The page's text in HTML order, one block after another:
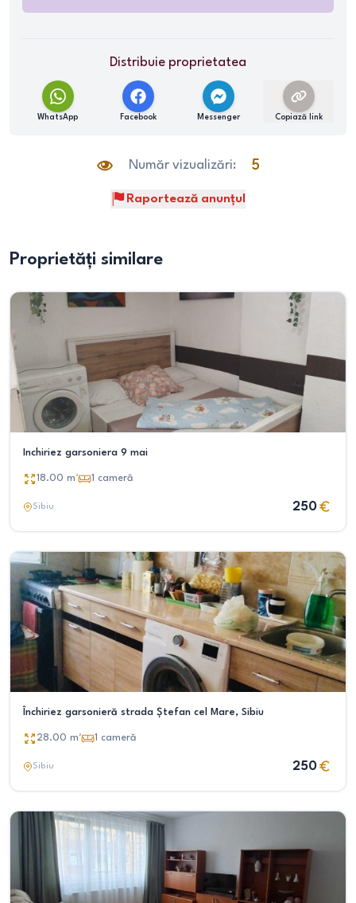
Distribuie proprietatea
WhatsApp Facebook Messenger Copiază link
Număr vizualizări: 5
Raportează anunțul
Proprietăți similare
Inchiriez garsoniera 9 mai
18.00 m² 1 cameră
Sibiu 250
Închiriez garsonieră strada Ștefan cel Mare, Sibiu
28.00 m² 1 cameră
Sibiu 250